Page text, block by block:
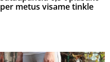
per metus visame tinkle